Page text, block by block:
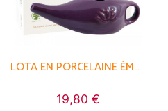
LOTA EN PORCELAINE ÉMAILLÉE 250ML
19,80 €